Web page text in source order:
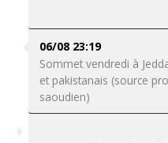
06/08 23:19
Sommet vendredi à
et pakistanais (source
saoudien)